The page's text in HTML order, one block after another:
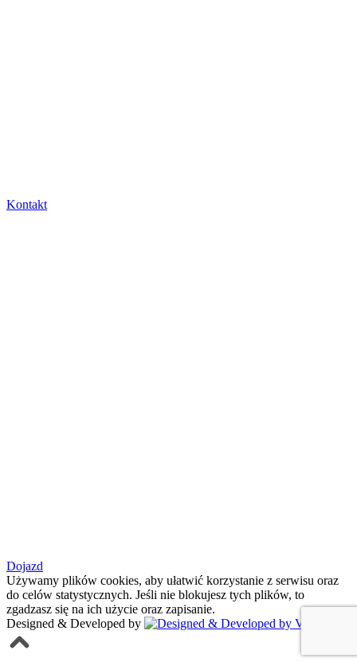
Kontakt
Dojazd
Używamy plików cookies, aby ułatwić korzystanie z serwisu oraz
do celów statystycznych. Jeśli nie blokujesz tych plików, to
zgadzasz się na ich użycie oraz zapisanie.
Designed & Developed by